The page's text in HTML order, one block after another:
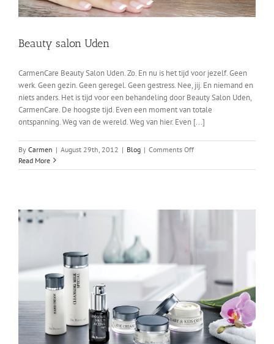
Beauty salon Uden
CarmenCare Beauty Salon Uden. Zo. En nu is het tijd voor jezelf. Geen
werk. Geen gezin. Geen geregel. Geen gestress. Nee, jij. En niemand en
niets anders. Het is tijd voor een behandeling door Beauty Salon Uden,
CarmenCare. De hoogste tijd. Even een moment van totale
ontspanning. Weg van de wereld. Weg van hier. Even [...]
By Carmen | August 29th, 2012 | Blog | Comments Offon
salon
Read More